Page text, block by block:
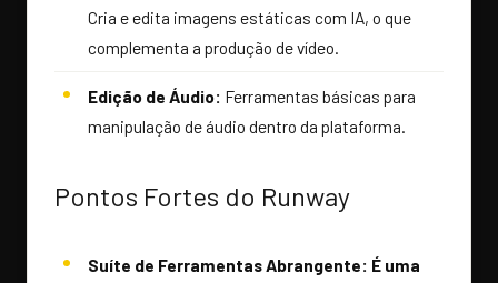
Cria e edita imagens estáticas com IA, o que
complementa a produção de vídeo.
Edição de Áudio: Ferramentas básicas para
manipulação de áudio dentro da plataforma.
Pontos Fortes do Runway
Suíte de Ferramentas Abrangente: É uma